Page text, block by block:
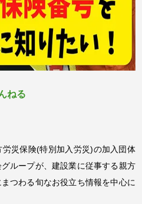
ねる
災保険(特別加入労災)の加入団体
ループが、建設業に従事する親方
つわる旬なお役立ち情報を中心に